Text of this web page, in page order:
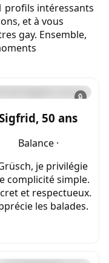
profils intéressants
et à vous
gay. Ensemble,
🔒
50 ans
Balance ·
je privilégie
complicité simple.
et respectueux.
les balades.